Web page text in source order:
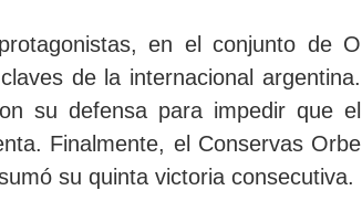
en el conjunto de O
de la internacional argentina.
su defensa para impedir que el
Finalmente, el Conservas Orbe
su quinta victoria consecutiva.